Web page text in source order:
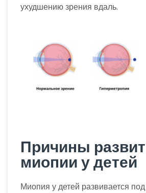
ухудшению зрения вдаль.
Причины
миопии у детей
Миопия у детей развивается